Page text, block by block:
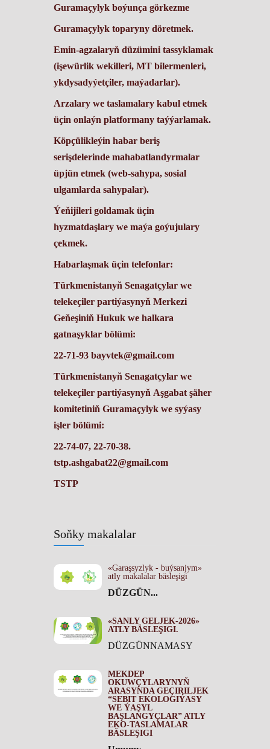
Soňky makalalar
«Garaşsyzlyk - buýsanjym»
atly makalalar bäsleşigi
DÜZGÜN...
«SANLY GELJEK-2026»
ATLY BÄSLEŞIGI.
DÜZGÜNNAMASY
MEKDEP
OKUWÇYLARYNYŇ
ARASYNDA GEÇIRILJEK
“SEBIT EKOLOGIÝASY
WE ÝAŞYL
BAŞLANGYÇLAR” ATLY
EKO-TASLAMALAR
BÄSLEŞIGI
Guramaçylyk boýunça görkezme
Guramaçylyk toparyny döretmek.
Emin-agzalaryň düzümini tassyklamak
(işewürlik wekilleri, MT bilermenleri,
ykdysadyýetçiler, maýadarlar).
Arzalary we taslamalary kabul etmek
üçin onlaýn platformany taýýarlamak.
Köpçülikleýin habar beriş
serişdelerinde mahabatlandyrmalar
üpjün etmek (web-sahypa, sosial
ulgamlarda sahypalar).
Ýeňijileri goldamak üçin
hyzmatdaşlary we maýa goýujulary
çekmek.
Habarlaşmak üçin telefonlar:
Türkmenistanyň Senagatçylar we
telekeçiler partiýasynyň Merkezi
Geňeşiniň Hukuk we halkara
gatnaşyklar bölümi:
22-71-93 bayvtek@gmail.com
Türkmenistanyň Senagatçylar we
telekeçiler partiýasynyň Aşgabat şäher
komitetiniň Guramaçylyk we syýasy
işler bölümi:
22-74-07, 22-70-38.
tstp.ashgabat22@gmail.com
TSTP